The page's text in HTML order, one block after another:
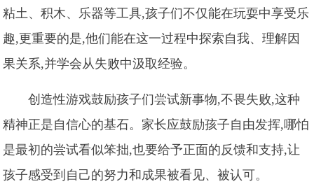
粘土、积木、乐器等工具,孩子们不仅能在玩耍中享受乐
趣,更重要的是,他们能在这一过程中探索自我、理解因
果关系,并学会从失败中汲取经验。
创造性游戏鼓励孩子们尝试新事物,不畏失败,这种
精神正是自信心的基石。家长应鼓励孩子自由发挥,哪怕
是最初的尝试看似笨拙,也要给予正面的反馈和支持,让
孩子感受到自己的努力和成果被看见、被认可。